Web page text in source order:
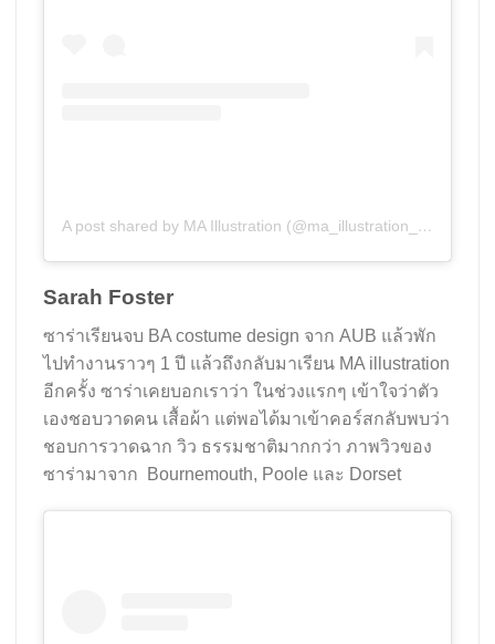
A post shared by MA Illustration (@ma_illustration_aub)
Sarah Foster
ซาร่าเรียนจบ BA costume design จาก AUB แล้วพัก
ไปทำงานราวๆ 1 ปี แล้วถึงกลับมาเรียน MA illustration
อีกครั้ง ซาร่าเคยบอกเราว่า ในช่วงแรกๆ เข้าใจว่าตัว
เองชอบวาดคน เสื้อผ้า แต่พอได้มาเข้าคอร์สกลับพบว่า
ชอบการวาดฉาก วิว ธรรมชาติมากกว่า ภาพวิวของ
ซาร่ามาจาก Bournemouth, Poole และ Dorset